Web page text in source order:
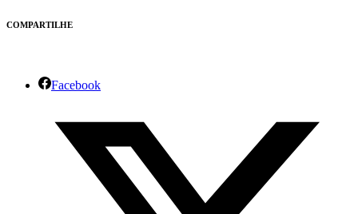
COMPARTILHE
Facebook